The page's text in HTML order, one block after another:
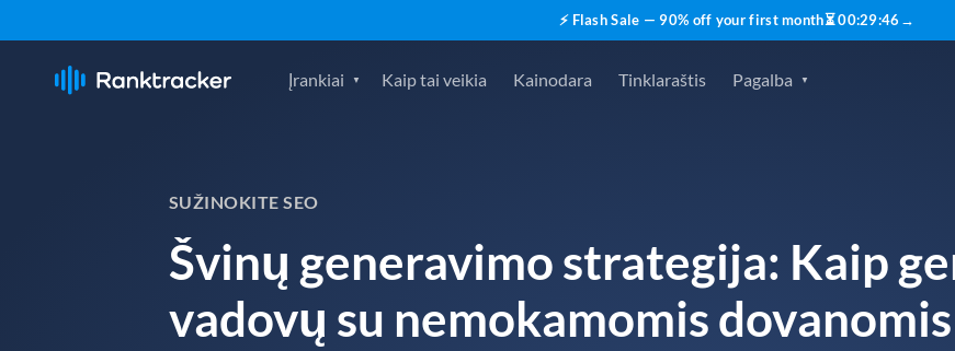
⚡ Flash Sale — 90% off your first month⏳00:29:45 →
Įrankiai Kaip tai veikia Kainodara Tinklaraštis Pagalba
SUŽINOKITE SEO
Švinų generavimo strategija: Kaip
vadovų su nemokamomis dovanomis